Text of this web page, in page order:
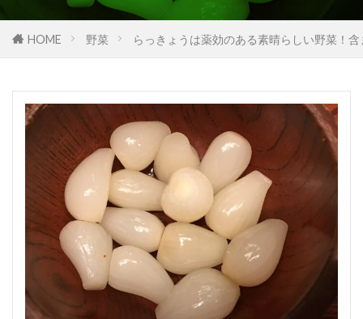
HOME 野菜 らっきょうは薬効のある素晴らしい野菜！